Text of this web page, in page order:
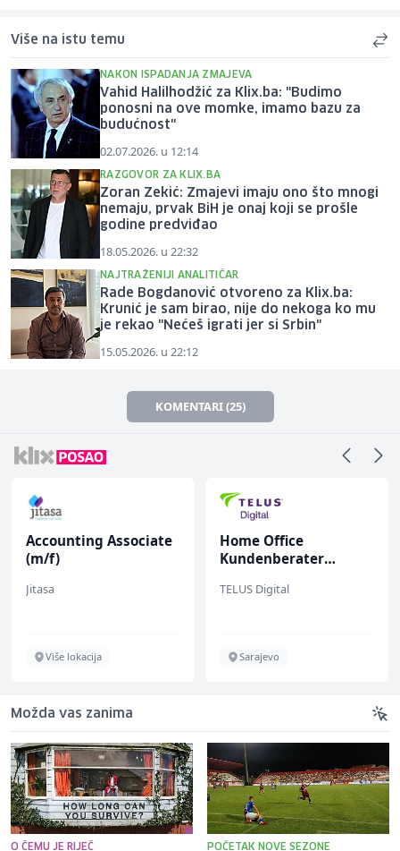
Više na istu temu
NAKON ISPADANJA ZMAJEVA
Vahid Halilhodžić za Klix.ba: "Budimo
ponosni na ove momke, imamo bazu za
budućnost"
02.07.2026. u 12:14
RAZGOVOR ZA KLIX.BA
Zoran Zekić: Zmajevi imaju ono što mnogi
nemaju, prvak BiH je onaj koji se prošle
godine predviđao
18.05.2026. u 22:32
NAJTRAŽENIJI ANALITIČAR
Rade Bogdanović otvoreno za Klix.ba:
Krunić je sam birao, nije do nekoga ko mu
je rekao "Nećeš igrati jer si Srbin"
15.05.2026. u 22:12
KOMENTARI (25)
Accounting Associate
(m/f)
Jitasa
Više lokacija
Home Office
Kundenberater
renommiertes
TELUS Digital
Sarajevo
Možda vas zanima
O ČEMU JE RIJEČ POČETAK NOVE SEZONE